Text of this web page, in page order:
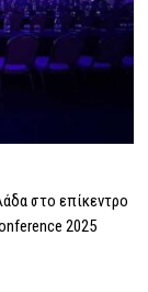
στο επίκεντρο
2025